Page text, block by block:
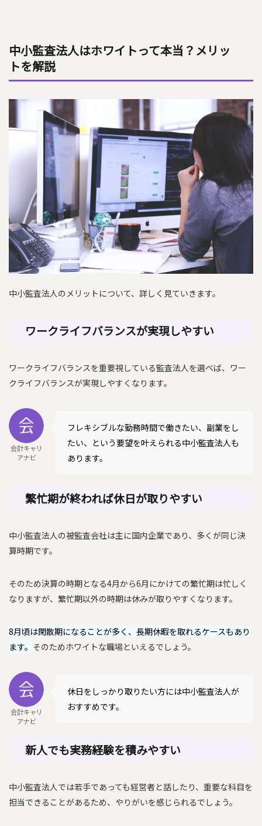
中小監査法人はホワイトって本当？メリッ
トを解説
中小監査法人のメリットについて、詳しく見ていきます。
ワークライフバランスが実現しやすい
ワークライフバランスを重要視している監査法人を選べば、ワー
クライフバランスが実現しやすくなります。
会計キャリ
アナビ
フレキシブルな勤務時間で働きたい、副業をし
たい、という要望を叶えられる中小監査法人も
あります。
繁忙期が終われば休日が取りやすい
中小監査法人の被監査会社は主に国内企業であり、多くが同じ決
算時期です。
そのため決算の時期となる4月から6月にかけての繁忙期は忙しく
なりますが、繁忙期以外の時期は休みが取りやすくなります。
8月頃は閑散期になることが多く、長期休暇を取れるケースもあり
ます。 そのためホワイトな職場といえるでしょう。
会計キャリ
アナビ
休日をしっかり取りたい方には中小監査法人が
おすすめです。
新人でも実務経験を積みやすい
中小監査法人では若手であっても経営者と話したり、重要な科目を
担当できることがあるため、やりがいを感じられるでしょう。